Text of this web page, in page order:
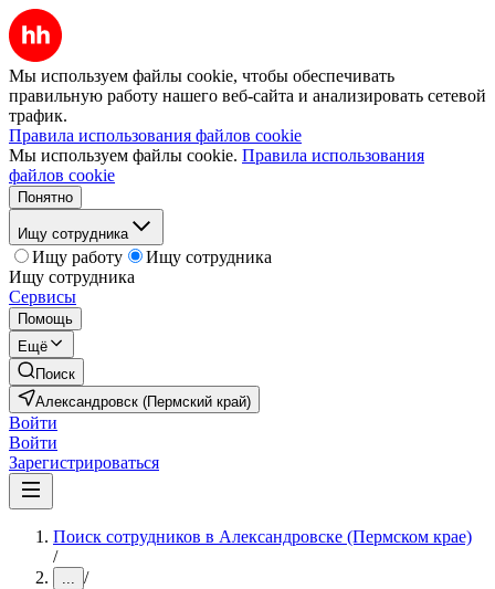
Мы используем файлы cookie, чтобы обеспечивать
правильную работу нашего веб-сайта и анализировать сетевой
трафик.
Правила использования файлов cookie
Мы используем файлы cookie. Правила использования
файлов cookie
Понятно
Ищу сотрудника
Ищу работу
Ищу сотрудника
Ищу сотрудника
Сервисы
Помощь
Ещё
Поиск
Александровск (Пермский край)
Войти
Войти
Зарегистрироваться
Поиск сотрудников в Александровске (Пермском крае)
/
... /